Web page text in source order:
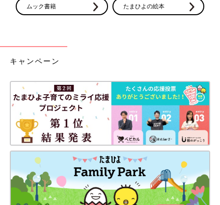
ムック書籍 たまひよの絵本
キャンペーン